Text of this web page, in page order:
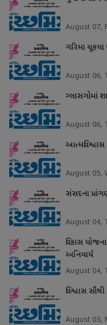
August 07,
ગરિમા ચૂકયા
August 06,
ગ્લાસગોમાં
August 06,
August 05,
સંસદના
August 04,
વિકાસ
અનિવાર્ય
August 04,
વિશ્વાસ
August 03,